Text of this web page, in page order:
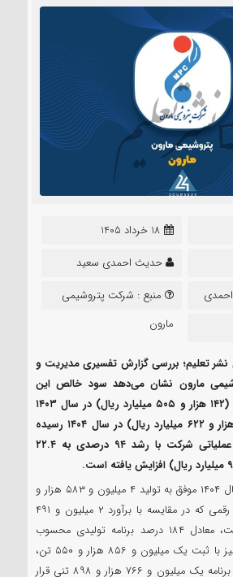
18 خرداد 1405
حدیث احمدی سعید
منبع : شرکت پتروشیمی
مارون
نشر تعلیم؛ بررسی گزارش تفسیری مدیریت و
پتروشیمی مارون نشان می‌دهد سود خالص این
شرکت از ۱۴.۲۵ همت (۱۴۲ هزار و ۵۰۵ میلیارد ریال) در سال ۱۴۰۳
به ۲۱.۷۶ همت (۲۱۷ هزار و ۶۲۲ میلیارد ریال) در سال ۱۴۰۴ رسیده
است. همچنین سود عملیاتی شرکت با رشد ۹۴ درصدی به ۲۲.۴
پتروشیمی مارون در سال ۱۴۰۴ موفق به تولید ۴ میلیون و ۵۸۳ هزار و
۹۹۸ تن محصول شد؛ رقمی که در مقایسه با برآورد ۲ میلیون و ۴۹۱
هزار و ۶۹۸ تنی شرکت، معادل ۱۸۴ درصد برنامه تولیدی محسوب
می‌شود. حجم فروش نیز با ثبت یک میلیون و ۸۵۶ هزار و ۵۵۰ تن،
حدود ۵ درصد بالاتر از برنامه یک میلیون و ۷۶۶ هزار و ۸۹۸ تنی قرار